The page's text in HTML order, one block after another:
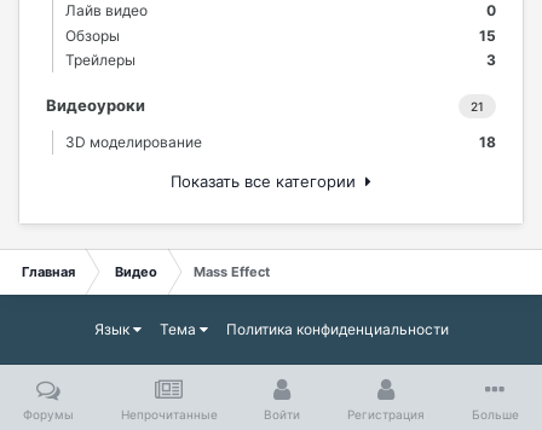
0
Лайв видео
15
Обзоры
3
Трейлеры
21
Видеоуроки
18
3D моделирование
Показать все категории
Главная Видео Mass Effect
Язык Тема Политика конфиденциальности
Форумы Непрочитанные Войти Регистрация Больше